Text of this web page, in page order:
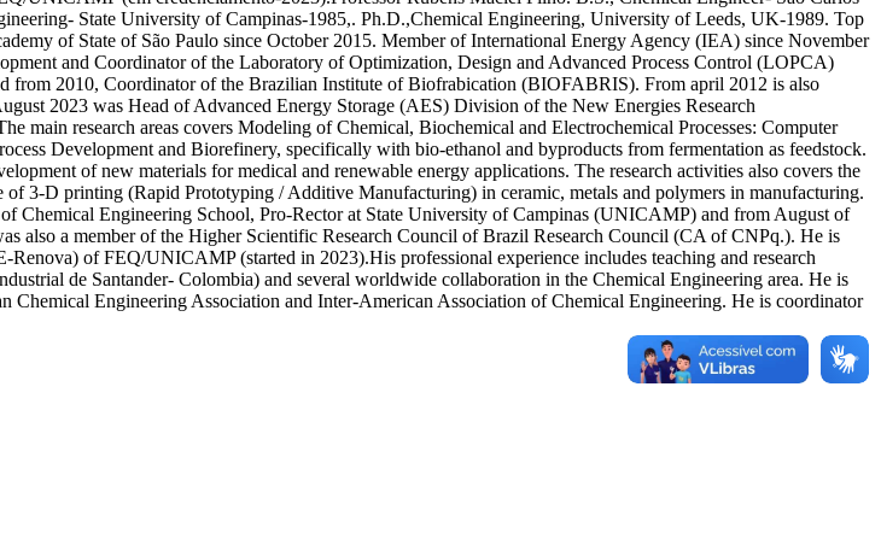
State University of Campinas-1985,. Ph.D.,Chemical Engineering, University of Leeds, UK-1989. Top
of State of São Paulo since October 2015. Member of International Energy Agency (IEA) since November
and Coordinator of the Laboratory of Optimization, Design and Advanced Process Control (LOPCA)
2010, Coordinator of the Brazilian Institute of Biofrabication (BIOFABRIS). From april 2012 is also
2023 was Head of Advanced Energy Storage (AES) Division of the New Energies Research
main research areas covers Modeling of Chemical, Biochemical and Electrochemical Processes: Computer
Development and Biorefinery, specifically with bio-ethanol and byproducts from fermentation as feedstock.
of new materials for medical and renewable energy applications. The research activities also covers the
3-D printing (Rapid Prototyping / Additive Manufacturing) in ceramic, metals and polymers in manufacturing.
Chemical Engineering School, Pro-Rector at State University of Campinas (UNICAMP) and from August of
also a member of the Higher Scientific Research Council of Brazil Research Council (CA of CNPq.). He is
of FEQ/UNICAMP (started in 2023).His professional experience includes teaching and research
de Santander- Colombia) and several worldwide collaboration in the Chemical Engineering area. He is
Engineering Association and Inter-American Association of Chemical Engineering. He is coordinator